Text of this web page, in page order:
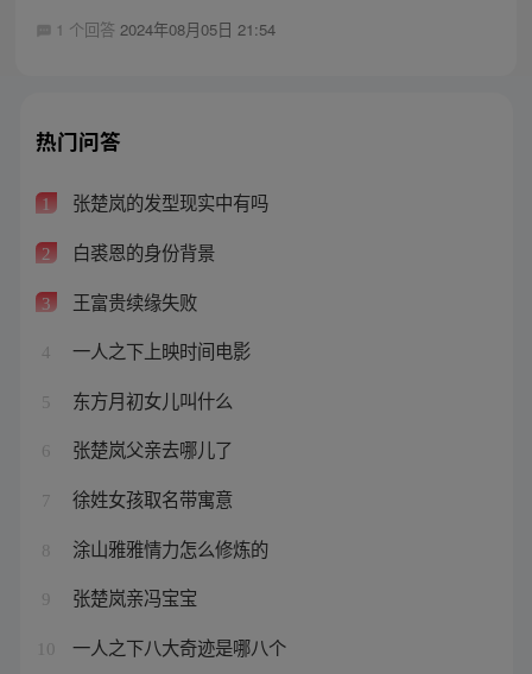
1 个回答 2024年08月05日 21:54
热门问答
1 张楚岚的发型现实中有吗
2 白裘恩的身份背景
3 王富贵续缘失败
4 一人之下上映时间电影
5 东方月初女儿叫什么
6 张楚岚父亲去哪儿了
7 徐姓女孩取名带寓意
8 涂山雅雅情力怎么修炼的
9 张楚岚亲冯宝宝
10 一人之下八大奇迹是哪八个